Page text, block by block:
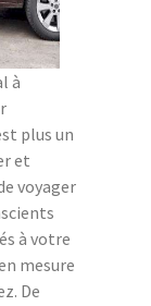
à
plus un
et
voyager
à votre
mesure
De